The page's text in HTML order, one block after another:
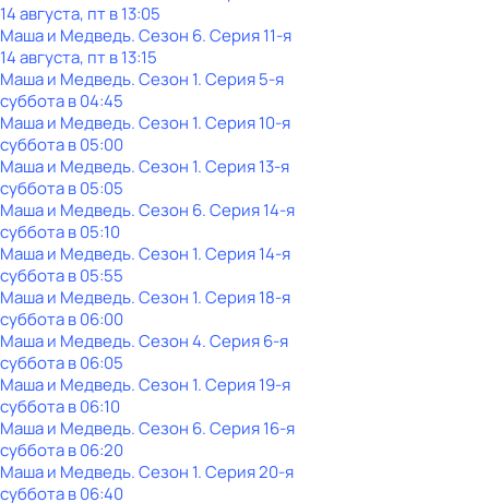
14 августа, пт в 13:05
Маша и Медведь. Сезон 6. Серия 11-я
14 августа, пт в 13:15
Маша и Медведь. Сезон 1. Серия 5-я
субботав04:45
Маша и Медведь. Сезон 1. Серия 10-я
субботав05:00
Маша и Медведь. Сезон 1. Серия 13-я
субботав05:05
Маша и Медведь. Сезон 6. Серия 14-я
субботав05:10
Маша и Медведь. Сезон 1. Серия 14-я
субботав05:55
Маша и Медведь. Сезон 1. Серия 18-я
субботав06:00
Маша и Медведь. Сезон 4. Серия 6-я
субботав06:05
Маша и Медведь. Сезон 1. Серия 19-я
субботав06:10
Маша и Медведь. Сезон 6. Серия 16-я
субботав06:20
Маша и Медведь. Сезон 1. Серия 20-я
субботав06:40